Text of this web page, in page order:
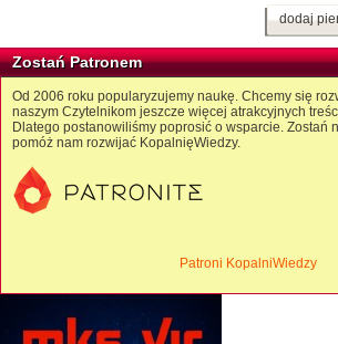
dodaj
Zostań Patronem
Od 2006 roku popularyzujemy naukę. Chcemy się
naszym Czytelnikom jeszcze więcej atrakcyjnych
Dlatego postanowiliśmy poprosić o wsparcie. Zostań
pomóż nam rozwijać KopalnięWiedzy.
Patroni KopalniWiedzy